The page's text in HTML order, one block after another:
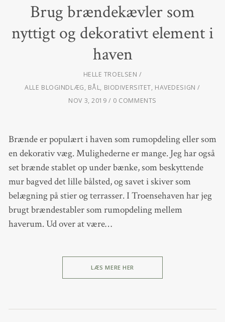
Brug brændekævler som
nyttigt og dekorativt element i
haven
HELLE TROELSEN
ALLE BLOGINDLÆG, BÅL, BIODIVERSITET, HAVEDESIGN
NOV 3, 2019
0 COMMENTS
Brænde er populært i haven som rumopdeling eller som
en dekorativ væg. Mulighederne er mange. Jeg har også
set brænde stablet op under bænke, som beskyttende
mur bagved det lille bålsted, og savet i skiver som
belægning på stier og terrasser. I Troensehaven har jeg
brugt brændestabler som rumopdeling mellem
haverum. Ud over at være…
LÆS MERE HER